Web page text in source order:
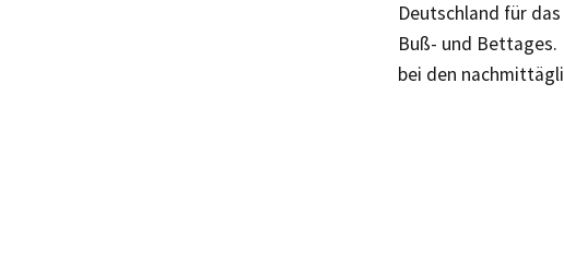
Deutschland für
Buß- und Bettages.
bei den